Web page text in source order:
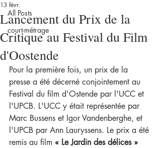
All Posts
court-métrage
Lancement du Prix de la
Critique au Festival du Film
d'Oostende
13 févr.
Pour la première fois, un prix de la
presse a été décerné conjointement au
Festival du film d'Ostende par l'UCC et
l'UPCB. L'UCC y était représentée par
Marc Bussens et Igor Vandenberghe, et
l'UPCB par Ann Lauryssens. Le prix a été
remis au film « Le Jardin des délices »